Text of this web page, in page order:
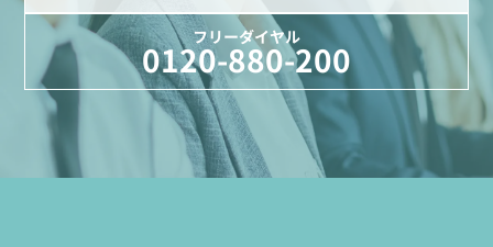
フリーダイヤル
0120-880-200